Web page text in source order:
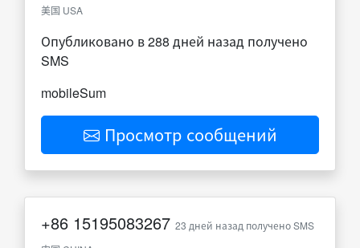
美国 USA
Опубликовано в 288 дней назад получено
SMS
mobileSum
Просмотр сообщений
+86 15195083267 23 дней назад получено SMS